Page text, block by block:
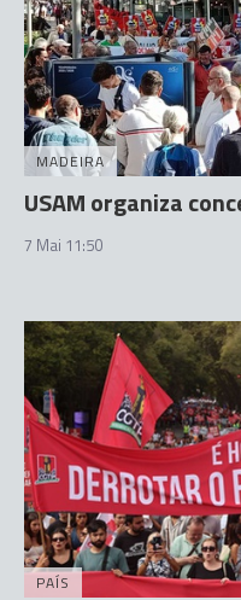
MADEIRA
USAM organiza
7 Mai 11:50
PAÍS